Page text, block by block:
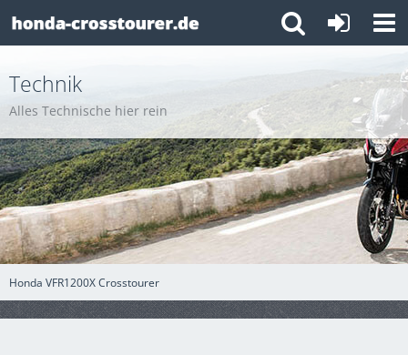
Honda VFR1200X Crosstourer
Technik
Alles Technische hier rein